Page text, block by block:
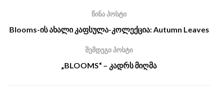
წინა პოსტი
Blooms-ის ახალი კაფსულა-კოლექცია: Autumn Leaves
შემდეგი პოსტი
„BLOOMS“ – კადრს მიღმა